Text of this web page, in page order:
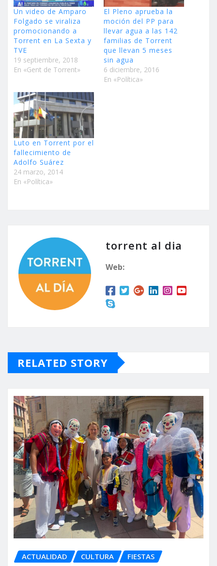
Un video de Amparo
Folgado se viraliza
promocionando a
Torrent en La Sexta y
TVE
19 septiembre, 2018
En «Gent de Torrent»
El Pleno aprueba la
moción del PP para
llevar agua a las 142
familias de Torrent
que llevan 5 meses
sin agua
6 diciembre, 2016
En «Política»
Luto en Torrent por el
fallecimiento de
Adolfo Suárez
24 marzo, 2014
En «Política»
torrent al dia
Web:
RELATED STORY
ACTUALIDAD CULTURA FIESTAS